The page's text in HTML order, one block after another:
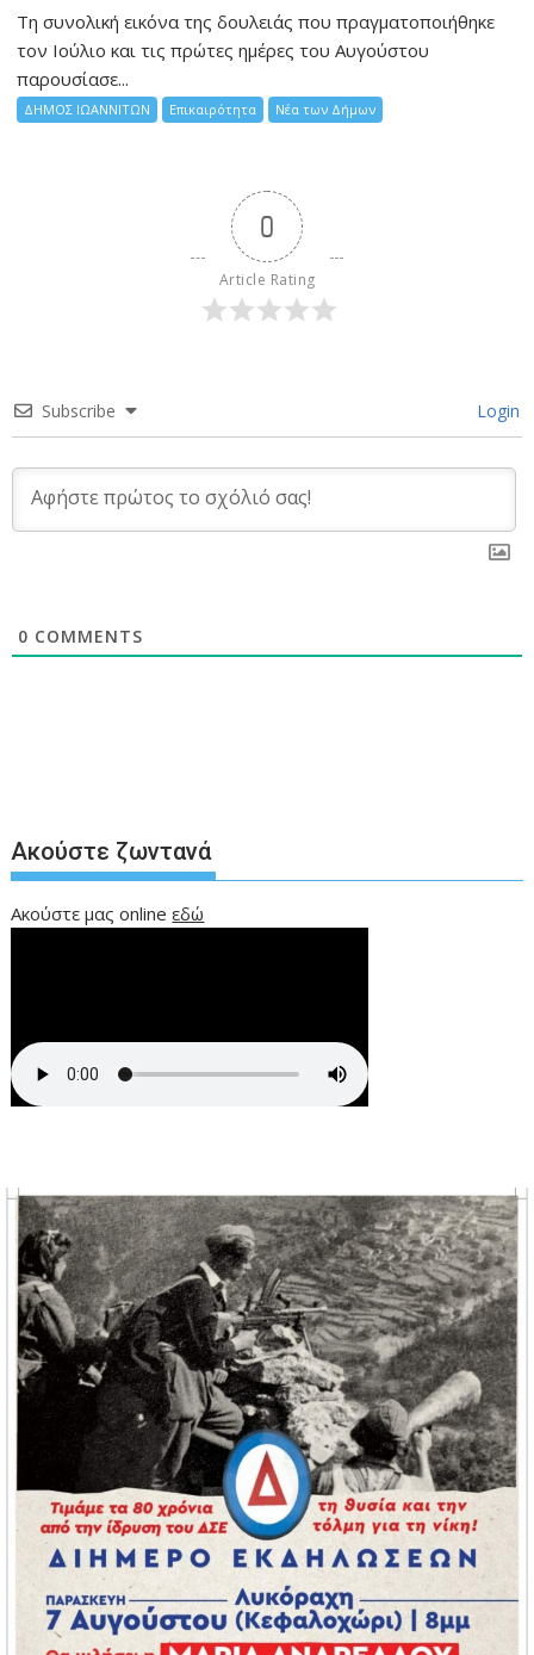
Τη συνολική εικόνα της δουλειάς που πραγματοποιήθηκε
τον Ιούλιο και τις πρώτες ημέρες του Αυγούστου
παρουσίασε...
ΔΗΜΟΣ ΙΩΑΝΝΙΤΩΝ Επικαιρότητα Νέα των Δήμων
0
Article Rating
Subscribe Login
0 COMMENTS
Ακούστε ζωντανά
Ακούστε μας onlineεδώ